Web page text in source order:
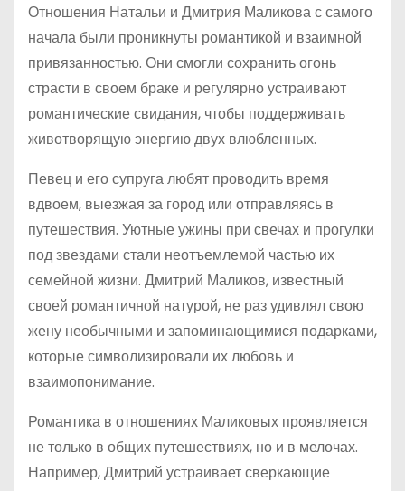
Отношения Натальи и Дмитрия Маликова с самого
начала были проникнуты романтикой и взаимной
привязанностью. Они смогли сохранить огонь
страсти в своем браке и регулярно устраивают
романтические свидания, чтобы поддерживать
животворящую энергию двух влюбленных.
Певец и его супруга любят проводить время
вдвоем, выезжая за город или отправляясь в
путешествия. Уютные ужины при свечах и прогулки
под звездами стали неотъемлемой частью их
семейной жизни. Дмитрий Маликов, известный
своей романтичной натурой, не раз удивлял свою
жену необычными и запоминающимися подарками,
которые символизировали их любовь и
взаимопонимание.
Романтика в отношениях Маликовых проявляется
не только в общих путешествиях, но и в мелочах.
Например, Дмитрий устраивает сверкающие